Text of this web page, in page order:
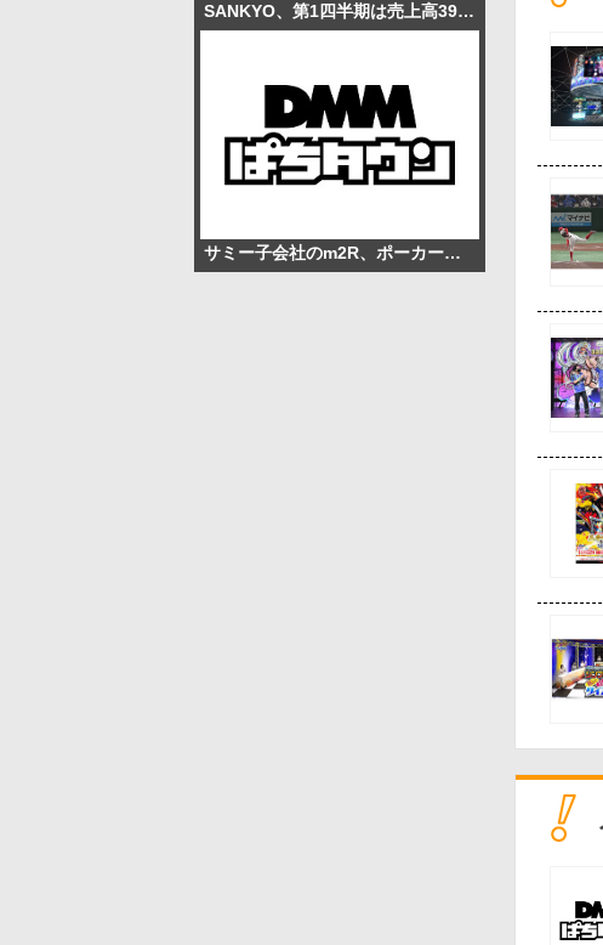
SANKYO、第1四半期は売上高39％減の335億円 パチンコ5万台、パチスロ1.6万台を販売
サミー子会社のm2R、ポーカースポット「m HOLD’EM 西宮」を8月12日オープン